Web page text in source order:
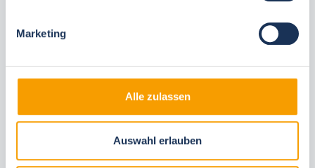
Marketing
Alle zulassen
Auswahl erlauben